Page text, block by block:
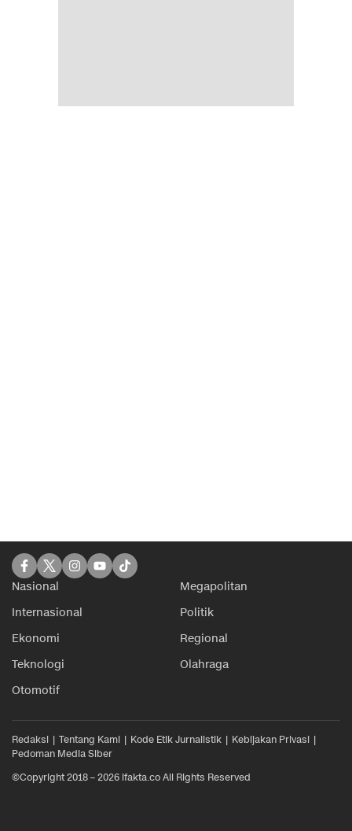
Nasional
Megapolitan
Internasional
Politik
Ekonomi
Regional
Teknologi
Olahraga
Otomotif
Redaksi Tentang Kami Kode Etik Jurnalistik
Kebijakan Privasi
Pedoman Media Siber
©Copyright 2018 – 2026 ifakta.co All Rights Reserved